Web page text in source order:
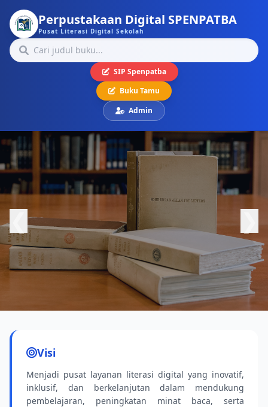
Perpustakaan Digital SPENPATBA
Pusat Literasi Digital Sekolah
SIP Spenpatba
Buku Tamu
Admin
Buku-buku pelajaran dan fiksi terbaru sudah
Visi
Menjadi pusat layanan literasi digital yang inovatif,
inklusif, dan berkelanjutan dalam mendukung
pembelajaran, peningkatan minat baca, serta